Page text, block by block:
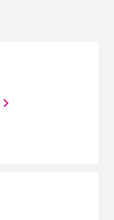
元する方法も解説
説
方法を解説
ケースや撮り方も解